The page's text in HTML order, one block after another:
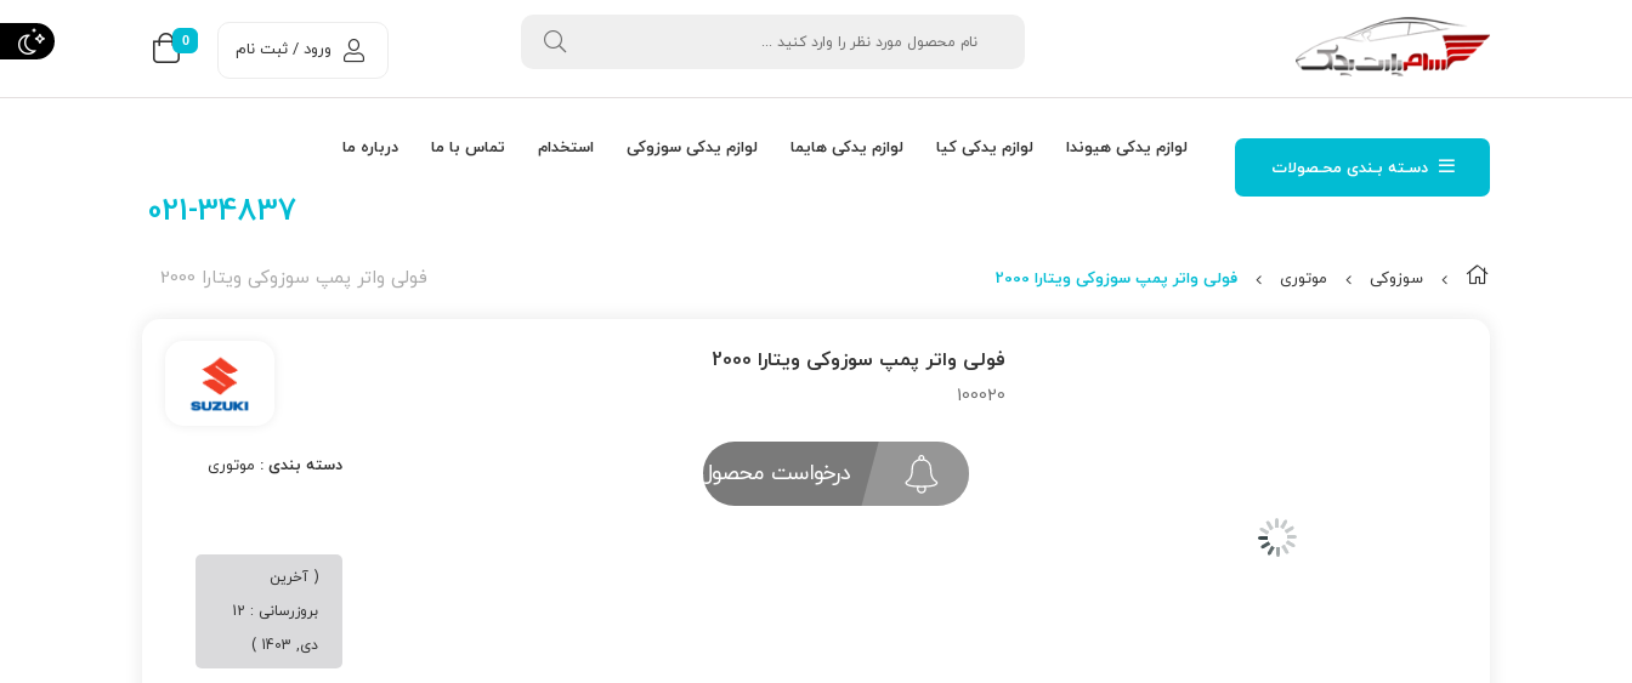
0 ورود / ثبت نام
دسـته بـندی محـصولات
لوازم یدکی هیوندا لوازم یدکی کیا لوازم یدکی هایما لوازم یدکی سوزوکی استخدام تماس با ما درباره ما
021-34837
فولی واتر پمپ سوزوکی ویتارا 2000 سوزوکی موتوری فولی واتر پمپ سوزوکی ویتارا 2000
فولی واتر پمپ سوزوکی ویتارا 2000
100020
درخواست محصول دسته بندی : موتوری
( آخرین
بروزرسانی : 12
دی, 1403 )